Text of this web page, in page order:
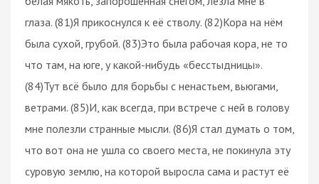
глаза. (81)Я прикоснулся к её стволу. (82)Кора на нём
была сухой, грубой. (83)Это была рабочая кора, не то
что там, на юге, у какой-нибудь «бесстыдницы».
(84)Тут всё было для борьбы с ненастьем, вьюгами,
ветрами. (85)И, как всегда, при встрече с ней в голову
мне полезли странные мысли. (86)Я стал думать о том,
что вот она не ушла со своего места, не покинула эту
суровую землю, на которой выросла сама и растут её